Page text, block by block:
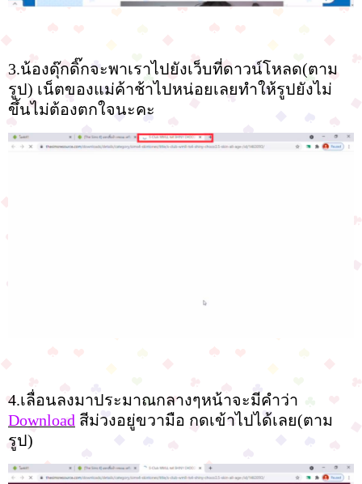
3.น้องดุ๊กดิ๊กจะพาเราไปยังเว็บที่ดาวน์โหลด(ตาม
รูป) เน็ตของแม่ค้าช้าไปหน่อยเลยทำให้รูปยังไม่
ขึ้นไม่ต้องตกใจนะคะ
4.เลื่อนลงมาประมาณกลางๆหน้าจะมีคำว่า
Download สีม่วงอยู่ขวามือ กดเข้าไปได้เลย(ตาม
รูป)